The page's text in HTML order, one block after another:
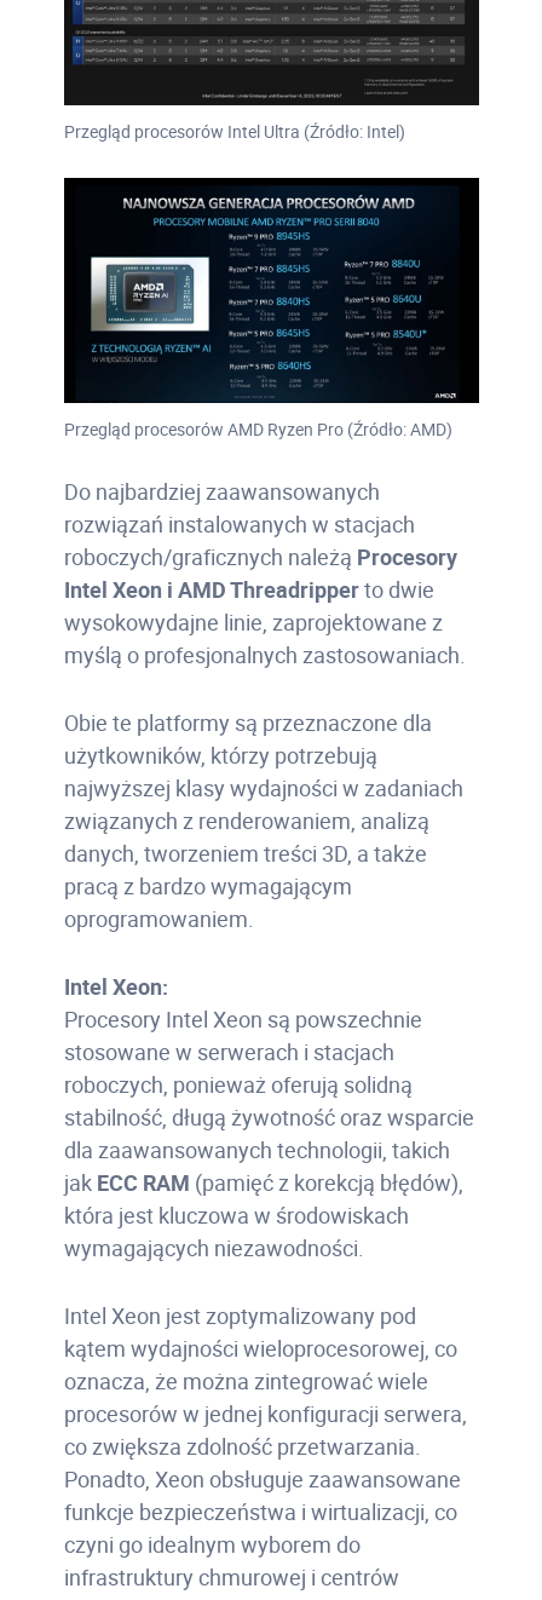
Przegląd procesorów Intel Ultra (Źródło: Intel)
Przegląd procesorów AMD Ryzen Pro (Źródło: AMD)
Do najbardziej zaawansowanych
rozwiązań instalowanych w stacjach
roboczych/graficznych należą Procesory
Intel Xeon i AMD Threadripperto dwie
wysokowydajne linie, zaprojektowane z
myślą o profesjonalnych zastosowaniach.
Obie te platformy są przeznaczone dla
użytkowników, którzy potrzebują
najwyższej klasy wydajności w zadaniach
związanych z renderowaniem, analizą
danych, tworzeniem treści 3D, a także
pracą z bardzo wymagającym
oprogramowaniem.
Intel Xeon:
Procesory Intel Xeon są powszechnie
stosowane w serwerach i stacjach
roboczych, ponieważ oferują solidną
stabilność, długą żywotność oraz wsparcie
dla zaawansowanych technologii, takich
jak ECC RAM (pamięć z korekcją błędów),
która jest kluczowa w środowiskach
wymagających niezawodności.
Intel Xeon jest zoptymalizowany pod
kątem wydajności wieloprocesorowej, co
oznacza, że można zintegrować wiele
procesorów w jednej konfiguracji serwera,
co zwiększa zdolność przetwarzania.
Ponadto, Xeon obsługuje zaawansowane
funkcje bezpieczeństwa i wirtualizacji, co
czyni go idealnym wyborem do
infrastruktury chmurowej i centrów